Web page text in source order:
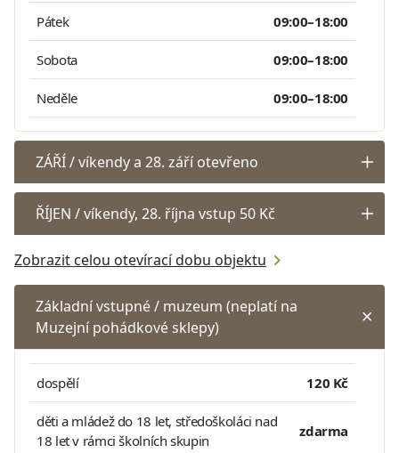
Pátek 09:00–18:00
Sobota 09:00–18:00
Neděle 09:00–18:00
ZÁŘÍ / víkendy a 28. září otevřeno
ŘÍJEN / víkendy, 28. října vstup 50 Kč
Zobrazit celou otevírací dobu objektu
Základní vstupné / muzeum (neplatí na
Muzejní pohádkové sklepy)
dospělí 120 Kč
děti a mládež do 18 let, středoškoláci nad
18 let v rámci školních skupin
zdarma